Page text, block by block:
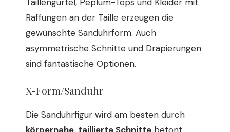
Raffungen an der Taille erzeugen die
gewünschte Sanduhrform. Auch
asymmetrische Schnitte und Drapierungen
sind fantastische Optionen.
X-Form/Sanduhr
Die Sanduhrfigur wird am besten durch